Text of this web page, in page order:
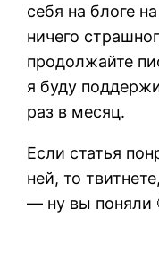
себя на блоге
ничего
продолжайте
я буду
раз в месяц.
Если статья
ней, то
— ну вы поняли